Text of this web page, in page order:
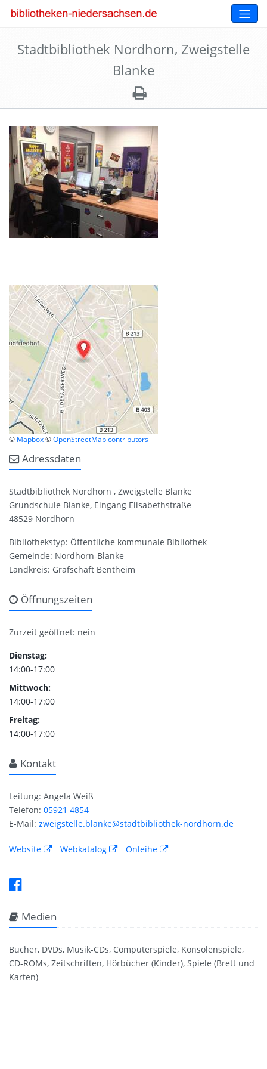
Stadtbibliothek Nordhorn, Zweigstelle
Blanke
© Mapbox © OpenStreetMap contributors
Adressdaten
Stadtbibliothek Nordhorn , Zweigstelle Blanke
Grundschule Blanke, Eingang Elisabethstraße
48529 Nordhorn
Bibliothekstyp: Öffentliche kommunale Bibliothek
Gemeinde: Nordhorn-Blanke
Landkreis: Grafschaft Bentheim
Öffnungszeiten
Zurzeit geöffnet: nein
Dienstag:
14:00-17:00
Mittwoch:
14:00-17:00
Freitag:
14:00-17:00
Kontakt
Leitung: Angela Weiß
Telefon: 05921 4854
E-Mail: zweigstelle.blanke@stadtbibliothek-nordhorn.de
Website Webkatalog Onleihe
Medien
Bücher, DVDs, Musik-CDs, Computerspiele, Konsolenspiele,
CD-ROMs, Zeitschriften, Hörbücher (Kinder), Spiele (Brett und
Karten)